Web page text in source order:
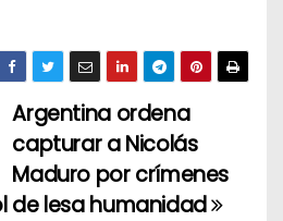
Argentina ordena
capturar a Nicolás
Maduro por crímenes
de lesa humanidad